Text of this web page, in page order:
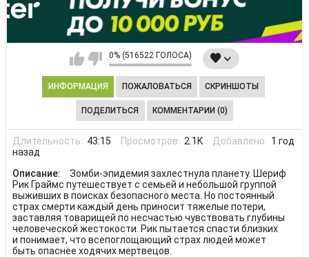
0% (516522 ГОЛОСА)
ИНФОРМАЦИЯ ПОЖАЛОВАТЬСЯ СКРИНШОТЫ
ПОДЕЛИТЬСЯ КОММЕНТАРИИ (0)
Длительность: 43:15 Просмотров: 2.1K Добавлено: 1 год
назад
Описание:
Зомби-эпидемия захлестнула планету. Шериф
Рик Граймс путешествует с семьей и небольшой группой
выживших в поисках безопасного места. Но постоянный
страх смерти каждый день приносит тяжелые потери,
заставляя товарищей по несчастью чувствовать глубины
человеческой жестокости. Рик пытается спасти близких
и понимает, что всепоглощающий страх людей может
быть опаснее ходячих мертвецов.